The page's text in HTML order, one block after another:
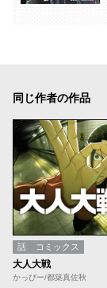
同じ作者の作品
話 コミックス
大人大戦
かっぴー/都築真佐秋